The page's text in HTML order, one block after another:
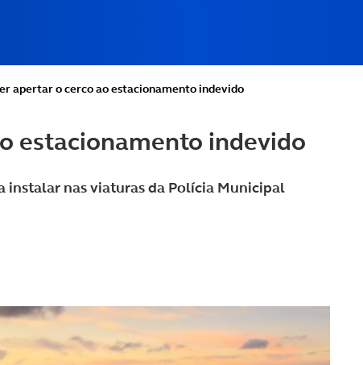
apertar o cerco ao estacionamento indevido
estacionamento indevido
instalar nas viaturas da Polícia Municipal